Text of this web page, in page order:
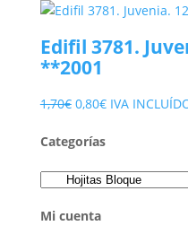
precio
era:
10,00€.
precio
es:
Edifil 3781.
**2001
1,70€ El
original
1,70€.
0,80€El
actual
0,80€.
IVA
Categorías
Mi cuenta